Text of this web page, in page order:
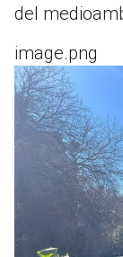
del
image.png